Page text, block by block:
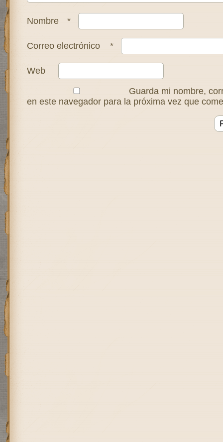
Nombre *
Correo electrónico *
Web
Guarda mi nombre,
en este navegador para la próxima vez que